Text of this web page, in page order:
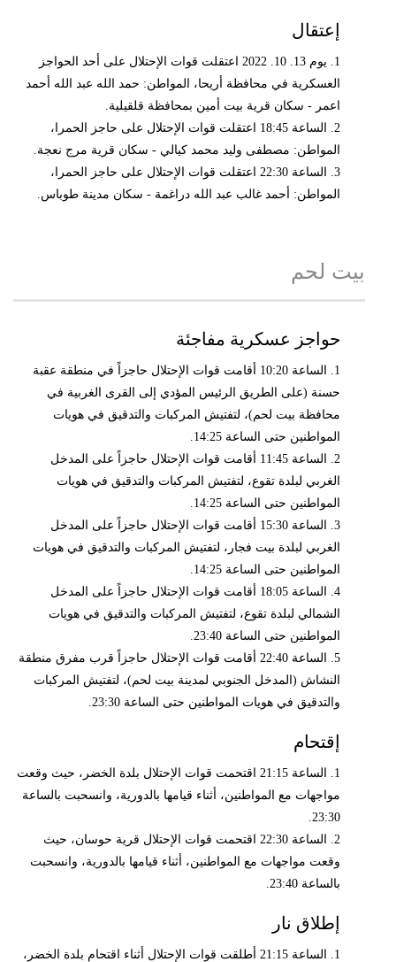
إعتقال
1. يوم 13. 10. 2022 اعتقلت قوات الإحتلال على أحد الحواجز
العسكرية في محافظة أريحا، المواطن: حمد الله عبد الله أحمد
اعمر - سكان قرية بيت أمين بمحافظة قلقيلية.
2. الساعة 18:45 اعتقلت قوات الإحتلال على حاجز الحمرا،
المواطن: مصطفى وليد محمد كيالي - سكان قرية مرج نعجة.
3. الساعة 22:30 اعتقلت قوات الإحتلال على حاجز الحمرا،
المواطن: أحمد غالب عبد الله دراغمة - سكان مدينة طوباس.
بيت لحم
حواجز عسكرية مفاجئة
1. الساعة 10:20 أقامت قوات الإحتلال حاجزاً في منطقة عقبة
حسنة (على الطريق الرئيس المؤدي إلى القرى الغربية في
محافظة بيت لحم)، لتفتيش المركبات والتدقيق في هويات
المواطنين حتى الساعة 14:25.
2. الساعة 11:45 أقامت قوات الإحتلال حاجزاً على المدخل
الغربي لبلدة تقوع، لتفتيش المركبات والتدقيق في هويات
المواطنين حتى الساعة 14:25.
3. الساعة 15:30 أقامت قوات الإحتلال حاجزاً على المدخل
الغربي لبلدة بيت فجار، لتفتيش المركبات والتدقيق في هويات
المواطنين حتى الساعة 14:25.
4. الساعة 18:05 أقامت قوات الإحتلال حاجزاً على المدخل
الشمالي لبلدة تقوع، لتفتيش المركبات والتدقيق في هويات
المواطنين حتى الساعة 23:40.
5. الساعة 22:40 أقامت قوات الإحتلال حاجزاً قرب مفرق منطقة
النشاش (المدخل الجنوبي لمدينة بيت لحم)، لتفتيش المركبات
والتدقيق في هويات المواطنين حتى الساعة 23:30.
إقتحام
1. الساعة 21:15 اقتحمت قوات الإحتلال بلدة الخضر، حيث وقعت
مواجهات مع المواطنين، أثناء قيامها بالدورية، وانسحبت بالساعة
23:30.
2. الساعة 22:30 اقتحمت قوات الإحتلال قرية حوسان، حيث
وقعت مواجهات مع المواطنين، أثناء قيامها بالدورية، وانسحبت
بالساعة 23:40.
إطلاق نار
1. الساعة 21:15 أطلقت قوات الإحتلال أثناء اقتحام بلدة الخضر،